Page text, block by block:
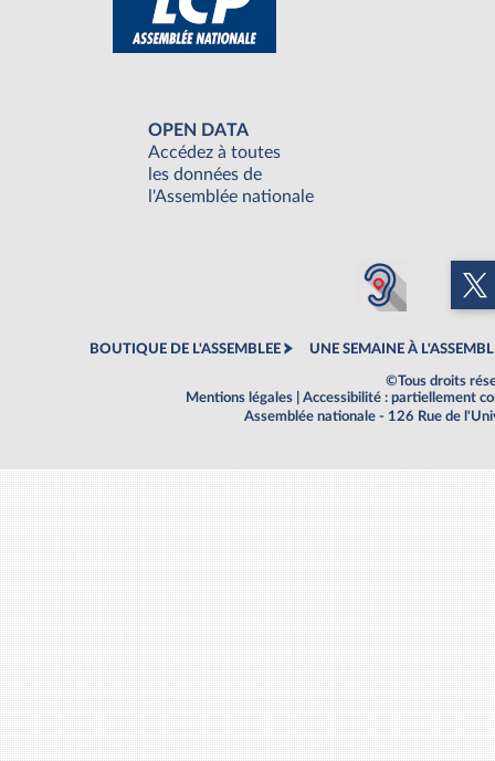
OPEN DATA
Accédez à toutes
les données de
l'Assemblée nationale
BOUTIQUE DE L'ASSEMBLEE UNE SEMAINE À
©Tous droits
Mentions légales
Accessibilité : partiellement
Assemblée nationale - 126 Rue de